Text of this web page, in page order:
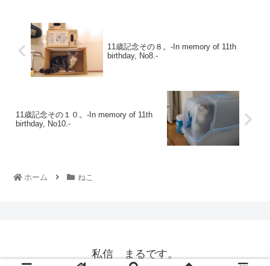
11歳記念その８。-In memory of 11th
birthday, No8.-
11歳記念その１０。-In memory of 11th
birthday, No10.-
ホーム ねこ
私信 まるです。